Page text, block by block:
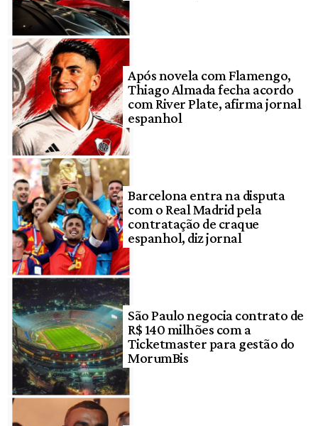
Após novela com Flamengo,
Thiago Almada fecha acordo
com River Plate, afirma jornal
espanhol
Barcelona entra na disputa
com o Real Madrid pela
contratação de craque
espanhol, diz jornal
São Paulo negocia contrato de
R$ 140 milhões com a
Ticketmaster para gestão do
MorumBis